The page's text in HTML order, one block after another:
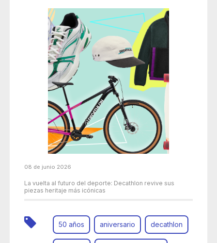
08 de junio 2026
La vuelta al futuro del deporte: Decathlon revive sus
piezas heritaje más icónicas
50 años aniversario decathlon